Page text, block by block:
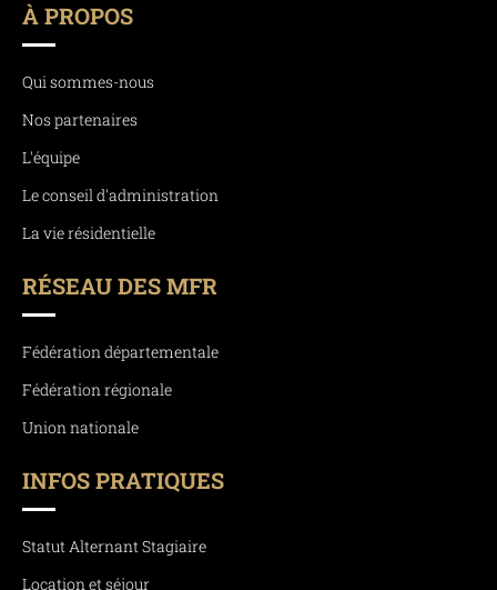
À PROPOS
Qui sommes-nous
Nos partenaires
L'équipe
Le conseil d'administration
La vie résidentielle
RÉSEAU DES MFR
Fédération départementale
Fédération régionale
Union nationale
INFOS PRATIQUES
Statut Alternant Stagiaire
Location et séjour